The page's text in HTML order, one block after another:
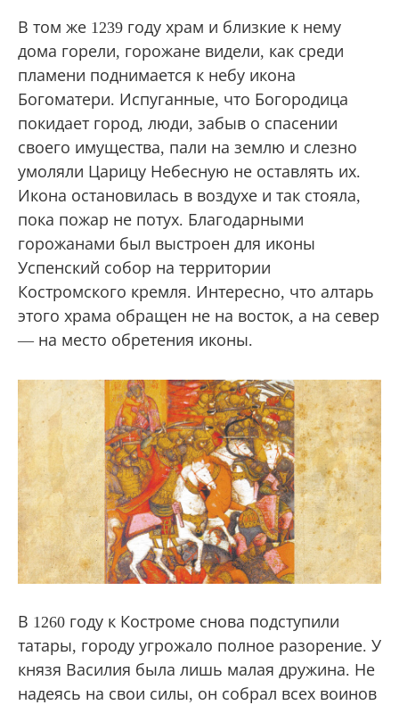
В том же 1239 году храм и близкие к нему
дома горели, горожане видели, как среди
пламени поднимается к небу икона
Богоматери. Испуганные, что Богородица
покидает город, люди, забыв о спасении
своего имущества, пали на землю и слезно
умоляли Царицу Небесную не оставлять их.
Икона остановилась в воздухе и так стояла,
пока пожар не потух. Благодарными
горожанами был выстроен для иконы
Успенский собор на территории
Костромского кремля. Интересно, что алтарь
этого храма обращен не на восток, а на север
— на место обретения иконы.
В 1260 году к Костроме снова подступили
татары, городу угрожало полное разорение. У
князя Василия была лишь малая дружина. Не
надеясь на свои силы, он собрал всех воинов